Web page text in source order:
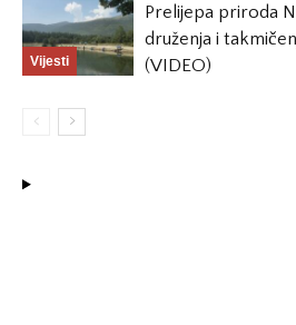
Vijesti
Prelijepa priroda
druženja i
(VIDEO)